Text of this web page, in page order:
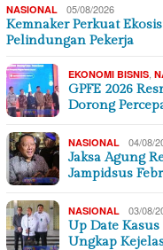
NASIONAL 05/08/2026
Kemnaker Perkuat
Pelindungan Pekerja
EKONOMI BISNIS
GPFE 2026
Dorong
NASIONAL 04/08/
Jaksa Agung
Jampidsus
NASIONAL 03/08/
Up Date
Ungkap